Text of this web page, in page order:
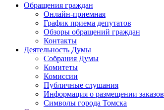
Обращения граждан
Онлайн-приемная
График приема депутатов
Обзоры обращений граждан
Контакты
Деятельность Думы
Собрания Думы
Комитеты
Комиссии
Публичные слушания
Информация о размещении заказов
Символы города Томска